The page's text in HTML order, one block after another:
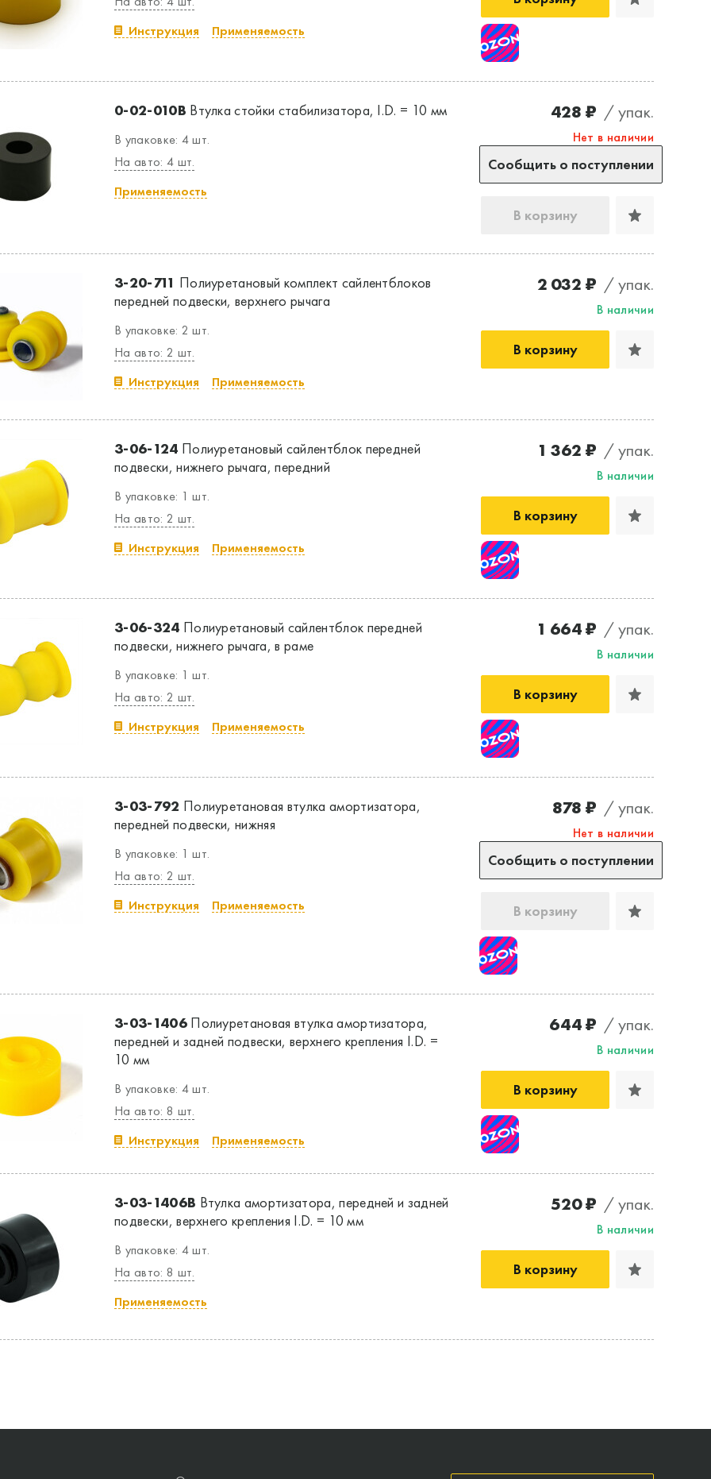
Инструкция
Применяемость
0-02-010B Втулка стойки стабилизатора, I.D. = 10 мм
В упаковке: 4 шт.
На авто: 4 шт.
Применяемость
428 ₽ / упак.
Нет в наличии
Сообщить о поступлении
В корзину
3-20-711 Полиуретановый комплект сайлентблоков
передней подвески, верхнего рычага
В упаковке: 2 шт.
На авто: 2 шт.
Инструкция
Применяемость
2 032 ₽ / упак.
В наличии
В корзину
3-06-124 Полиуретановый сайлентблок передней
подвески, нижнего рычага, передний
В упаковке: 1 шт.
На авто: 2 шт.
Инструкция
Применяемость
1 362 ₽ / упак.
В наличии
В корзину
3-06-324 Полиуретановый сайлентблок передней
подвески, нижнего рычага, в раме
В упаковке: 1 шт.
На авто: 2 шт.
Инструкция
Применяемость
1 664 ₽ / упак.
В наличии
В корзину
3-03-792 Полиуретановая втулка амортизатора,
передней подвески, нижняя
В упаковке: 1 шт.
На авто: 2 шт.
Инструкция
Применяемость
878 ₽ / упак.
Нет в наличии
Сообщить о поступлении
В корзину
3-03-1406Полиуретановая втулка амортизатора,
передней и задней подвески, верхнего крепления I.D. =
10 мм
В упаковке: 4 шт.
На авто: 8 шт.
Инструкция
Применяемость
644 ₽ / упак.
В наличии
В корзину
3-03-1406B Втулка амортизатора, передней и задней
подвески, верхнего крепления I.D. = 10 мм
В упаковке: 4 шт.
На авто: 8 шт.
Применяемость
520 ₽ / упак.
В наличии
В корзину